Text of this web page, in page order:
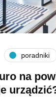
poradniki
na